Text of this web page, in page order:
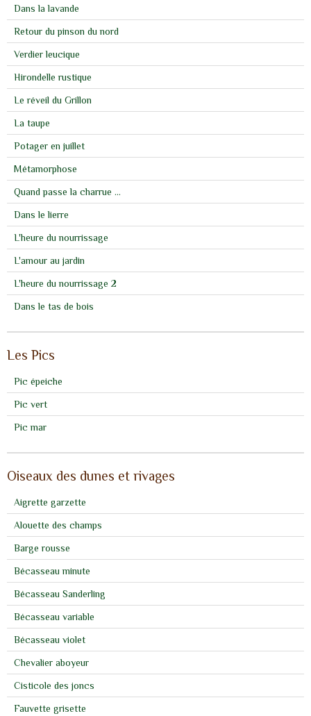
Dans la lavande
Retour du pinson du nord
Verdier leucique
Hirondelle rustique
Le réveil du Grillon
La taupe
Potager en juillet
Métamorphose
Quand passe la charrue ...
Dans le lierre
L'heure du nourrissage
L'amour au jardin
L'heure du nourrissage 2
Dans le tas de bois
Les Pics
Pic épeiche
Pic vert
Pic mar
Oiseaux des dunes et rivages
Aigrette garzette
Alouette des champs
Barge rousse
Bécasseau minute
Bécasseau Sanderling
Bécasseau variable
Bécasseau violet
Chevalier aboyeur
Cisticole des joncs
Fauvette grisette